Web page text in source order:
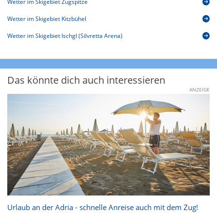
Wetter im Skigebiet Kitzbühel
Wetter im Skigebiet Ischgl (Silvretta Arena)
Das könnte dich auch interessieren
ANZEIGE
Urlaub an der Adria - schnelle Anreise auch mit dem Zug!